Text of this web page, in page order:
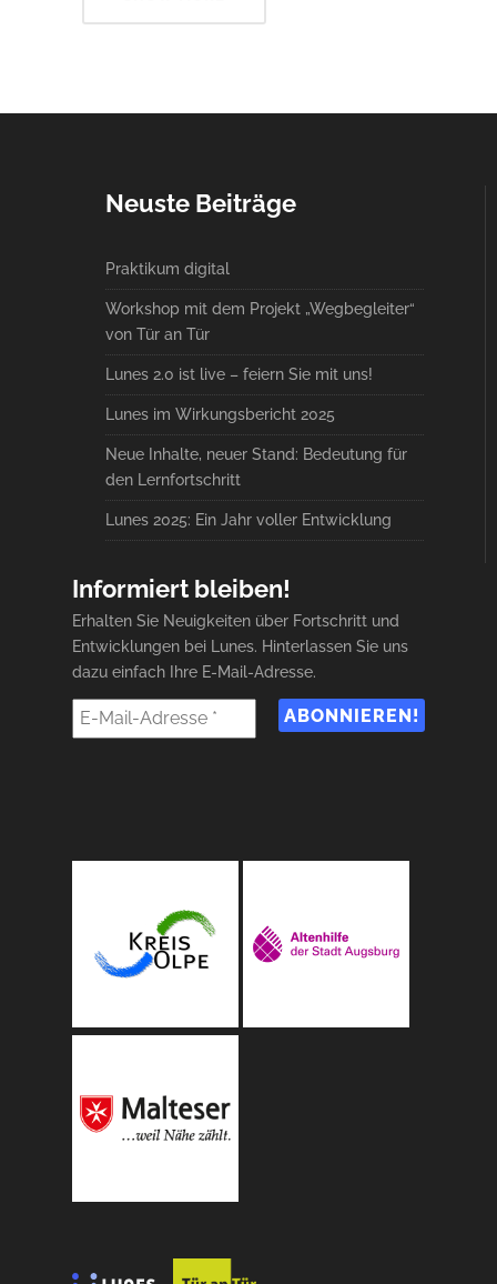
Neuste Beiträge
Praktikum digital
Workshop mit dem Projekt „Wegbegleiter“
von Tür an Tür
Lunes 2.0 ist live – feiern Sie mit uns!
Lunes im Wirkungsbericht 2025
Neue Inhalte, neuer Stand: Bedeutung für
den Lernfortschritt
Lunes 2025: Ein Jahr voller Entwicklung
Informiert bleiben!
Erhalten Sie Neuigkeiten über Fortschritt und
Entwicklungen bei Lunes. Hinterlassen Sie uns
dazu einfach Ihre E-Mail-Adresse.